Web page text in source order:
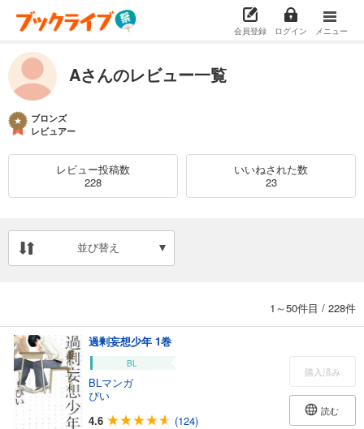
会員登録 ログイン メニュー
Aさんのレビュー一覧
ブロンズ
レビュアー
レビュー投稿数
228
いいねされた数
23
並び替え
1～50件目 / 228件
過剰妄想少年 1巻
BL
BLマンガ
ぴい
4.6
(124)
購入済み
読む